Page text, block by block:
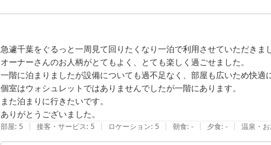
たの機会をお待ちしております。
急遽千葉をぐるっと一周見て回りたくなり一泊で利用させていただきま
オーナーさんのお人柄がとてもよく、とても楽しく過ごせました。
一階に泊まりましたが設備についても過不足なく、部屋も広いため快適
個室はウォシュレットではありませんでしたが一階にあります。
また泊まりに行きたいです。
ありがとうございました。
部屋: 5 | 接客・サービス: 5 | ロケーション: 5 | 朝食: - | 夕食: - | 温泉・お